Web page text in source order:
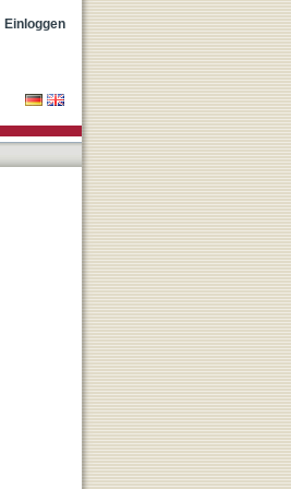
Einloggen